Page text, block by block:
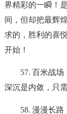
界精彩的一瞬！
间，但却把最辉
求的，胜利的喜
开始！
57. 百米战
深沉是内敛，只
58. 漫漫长